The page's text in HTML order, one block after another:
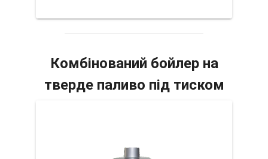
Комбінований бойлер на
тверде паливо під тиском